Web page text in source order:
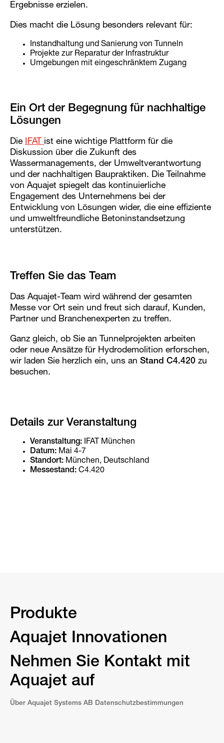
Ergebnisse erzielen.
Dies macht die Lösung besonders relevant für:
Instandhaltung und Sanierung von Tunneln
Projekte zur Reparatur der Infrastruktur
Umgebungen mit eingeschränktem Zugang
Ein Ort der Begegnung für nachhaltige
Lösungen
Die IFAT ist eine wichtige Plattform für die
Diskussion über die Zukunft des
Wassermanagements, der Umweltverantwortung
und der nachhaltigen Baupraktiken. Die Teilnahme
von Aquajet spiegelt das kontinuierliche
Engagement des Unternehmens bei der
Entwicklung von Lösungen wider, die eine effiziente
und umweltfreundliche Betoninstandsetzung
unterstützen.
Treffen Sie das Team
Das Aquajet-Team wird während der gesamten
Messe vor Ort sein und freut sich darauf, Kunden,
Partner und Branchenexperten zu treffen.
Ganz gleich, ob Sie an Tunnelprojekten arbeiten
oder neue Ansätze für Hydrodemolition erforschen,
wir laden Sie herzlich ein, uns an Stand C4.420 zu
besuchen.
Details zur Veranstaltung
Veranstaltung: IFAT München
Datum: Mai 4-7
Standort: München, Deutschland
Messestand: C4.420
Produkte
Aquajet Innovationen
Nehmen Sie Kontakt mit
Aquajet auf
Über Aquajet Systems AB Datenschutzbestimmungen